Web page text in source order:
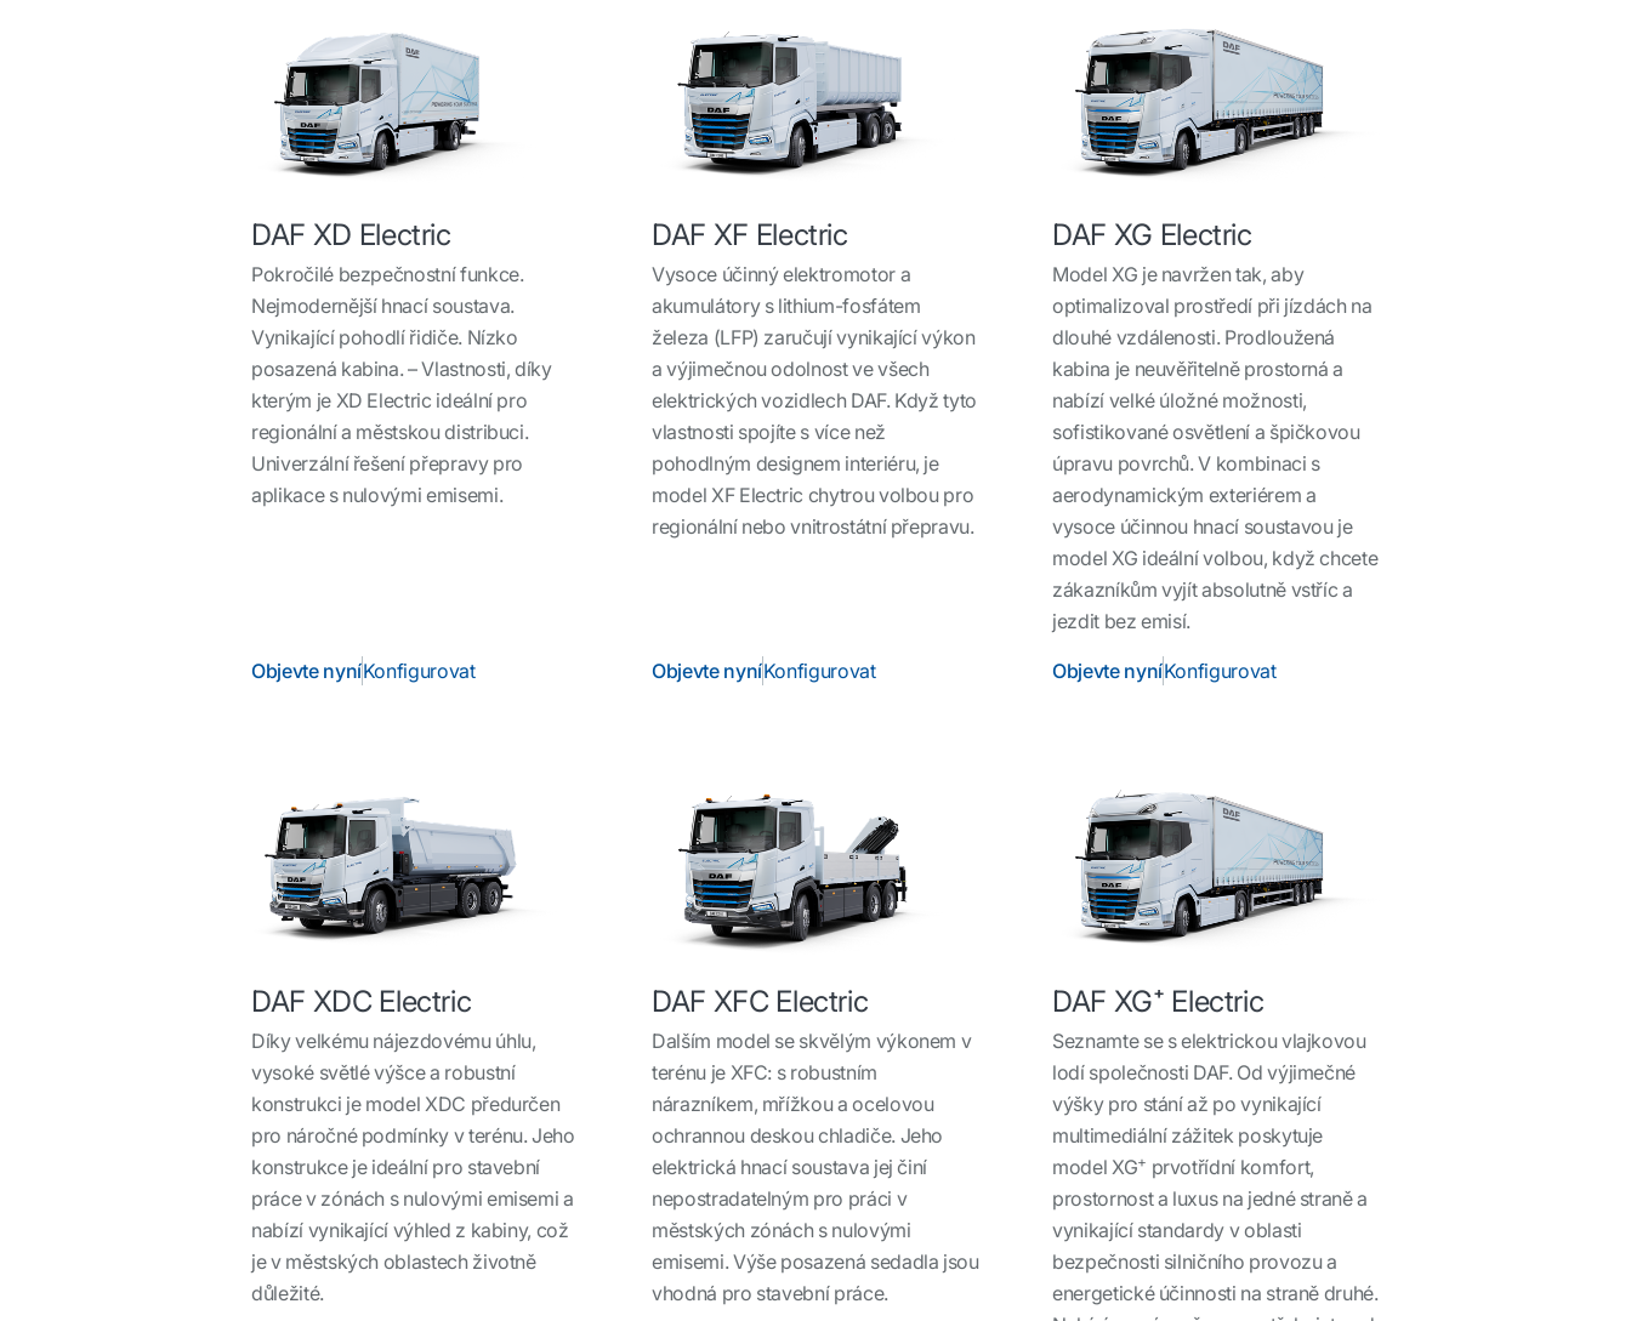
DAF XD Electric
Pokročilé bezpečnostní funkce.
Nejmodernější hnací soustava.
Vynikající pohodlí řidiče. Nízko
posazená kabina. – Vlastnosti, díky
kterým je XD Electric ideální pro
regionální a městskou distribuci.
Univerzální řešení přepravy pro
aplikace s nulovými emisemi.
Objevte nyníKonfigurovat
DAF XF Electric
Vysoce účinný elektromotor a
akumulátory s lithium-fosfátem
železa (LFP) zaručují vynikající výkon
a výjimečnou odolnost ve všech
elektrických vozidlech DAF. Když tyto
vlastnosti spojíte s více než
pohodlným designem interiéru, je
model XF Electric chytrou volbou pro
regionální nebo vnitrostátní přepravu.
Objevte nyníKonfigurovat
DAF XG Electric
Model XG je navržen tak, aby
optimalizoval prostředí při jízdách na
dlouhé vzdálenosti. Prodloužená
kabina je neuvěřitelně prostorná a
nabízí velké úložné možnosti,
sofistikované osvětlení a špičkovou
úpravu povrchů. V kombinaci s
aerodynamickým exteriérem a
vysoce účinnou hnací soustavou je
model XG ideální volbou, když chcete
zákazníkům vyjít absolutně vstříc a
jezdit bez emisí.
Objevte nyníKonfigurovat
DAF XDC Electric
Díky velkému nájezdovému úhlu,
vysoké světlé výšce a robustní
konstrukci je model XDC předurčen
pro náročné podmínky v terénu. Jeho
konstrukce je ideální pro stavební
práce v zónách s nulovými emisemi a
nabízí vynikající výhled z kabiny, což
je v městských oblastech životně
důležité.
DAF XFC Electric
Dalším model se skvělým výkonem v
terénu je XFC: s robustním
nárazníkem, mřížkou a ocelovou
ochrannou deskou chladiče. Jeho
elektrická hnací soustava jej činí
nepostradatelným pro práci v
městských zónách s nulovými
emisemi. Výše posazená sedadla jsou
vhodná pro stavební práce.
DAF XG⁺ Electric
Seznamte se s elektrickou vlajkovou
lodí společnosti DAF. Od výjimečné
výšky pro stání až po vynikající
multimediální zážitek poskytuje
model XG+ prvotřídní komfort,
prostornost a luxus na jedné straně a
vynikající standardy v oblasti
bezpečnosti silničního provozu a
energetické účinnosti na straně druhé.